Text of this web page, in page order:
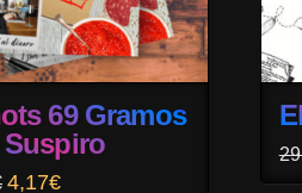
69 Gramos
Suspiro
El
4,17€El